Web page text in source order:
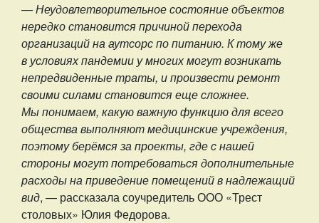
— Неудовлетворительное состояние объектов
нередко становится причиной перехода
организаций на аутсорс по питанию. К тому же
в условиях пандемии у многих могут возникать
непредвиденные траты, и произвести ремонт
своими силами становится еще сложнее.
Мы понимаем, какую важную функцию для всего
общества выполняют медицинские учреждения,
поэтому берёмся за проекты, где с нашей
стороны могут потребоваться дополнительные
расходы на приведение помещений в надлежащий
вид, — рассказала соучредитель ООО «Трест
столовых» Юлия Федорова.